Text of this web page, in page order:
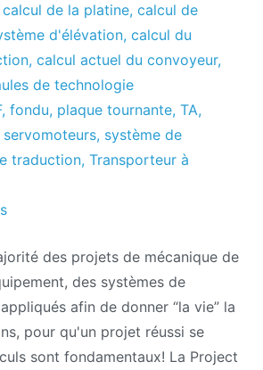
calcul de la platine, calcul de
d'élévation, calcul du
, calcul actuel du convoyeur,
de technologie
, fondu, plaque tournante, TA,
servomoteurs, système de
traduction, Transporteur à
sur
mécaniques:
Calcul
et
dimensionnement
des projets de mécanique de
des systèmes de
afin de donner “la vie” la
pour qu'un projet réussi se
sont fondamentaux! La Project